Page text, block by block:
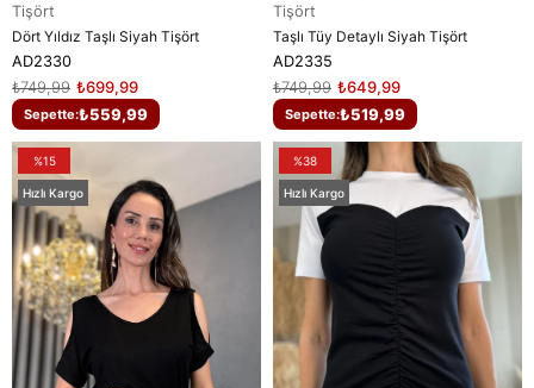
Tişört
Dört Yıldız Taşlı Siyah Tişört
AD2330
₺699,99
₺749,99
Sepette:₺559,99
Tişört
Taşlı Tüy Detaylı Siyah Tişört
AD2335
₺649,99
₺749,99
Sepette:₺519,99
%15
Hızlı Kargo
%38
Hızlı Kargo